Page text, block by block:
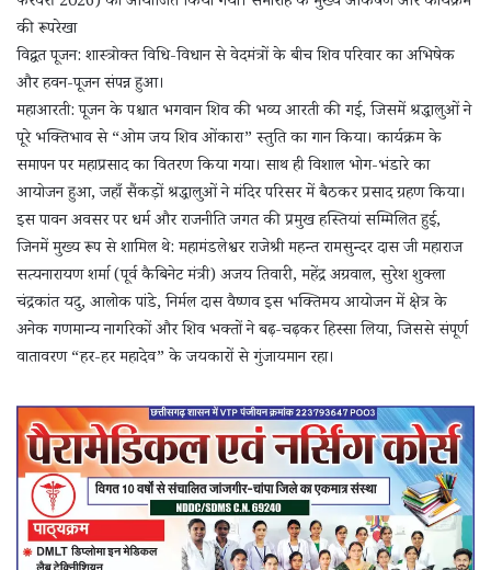
की रूपरेखा
विद्वत पूजन: शास्त्रोक्त विधि-विधान से वेदमंत्रों के बीच शिव परिवार का अभिषेक
और हवन-पूजन संपन्न हुआ।
महाआरती: पूजन के पश्चात भगवान शिव की भव्य आरती की गई, जिसमें श्रद्धालुओं ने
पूरे भक्तिभाव से “ओम जय शिव ओंकारा” स्तुति का गान किया। कार्यक्रम के
समापन पर महाप्रसाद का वितरण किया गया। साथ ही विशाल भोग-भंडारे का
आयोजन हुआ, जहाँ सैंकड़ों श्रद्धालुओं ने मंदिर परिसर में बैठकर प्रसाद ग्रहण किया।
इस पावन अवसर पर धर्म और राजनीति जगत की प्रमुख हस्तियां सम्मिलित हुईं,
जिनमें मुख्य रूप से शामिल थे: महामंडलेश्वर राजेश्री महन्त रामसुन्दर दास जी महाराज
सत्यनारायण शर्मा (पूर्व कैबिनेट मंत्री) अजय तिवारी, महेंद्र अग्रवाल, सुरेश शुक्ला
चंद्रकांत यदु, आलोक पांडे, निर्मल दास वैष्णव इस भक्तिमय आयोजन में क्षेत्र के
अनेक गणमान्य नागरिकों और शिव भक्तों ने बढ़-चढ़कर हिस्सा लिया, जिससे संपूर्ण
वातावरण “हर-हर महादेव” के जयकारों से गुंजायमान रहा।